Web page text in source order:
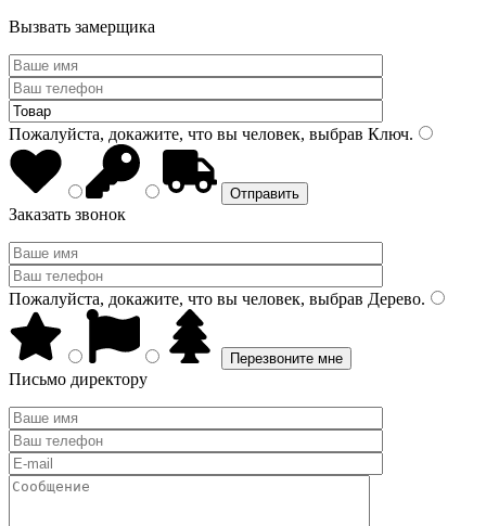
Вызвать замерщика
Пожалуйста, докажите, что вы человек, выбрав Ключ.
Заказать звонок
Пожалуйста, докажите, что вы человек, выбрав Дерево.
Письмо директору